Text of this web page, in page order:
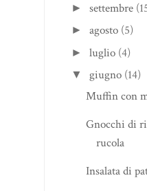
►settembre
►agosto (5)
►luglio (4)
▼ giugno (14)
Muffin con
Gnocchi di
rucola
Insalata di